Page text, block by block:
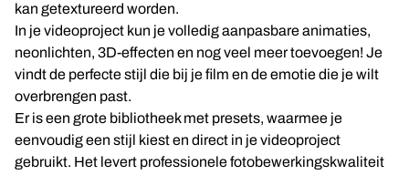
kan getextureerd worden.
In je videoproject kun je volledig aanpasbare animaties,
neonlichten, 3D-effecten en nog veel meer toevoegen! Je
vindt de perfecte stijl die bij je film en de emotie die je wilt
overbrengen past.
Er is een grote bibliotheek met presets, waarmee je
eenvoudig een stijl kiest en direct in je videoproject
gebruikt. Het levert professionele fotobewerkingskwaliteit